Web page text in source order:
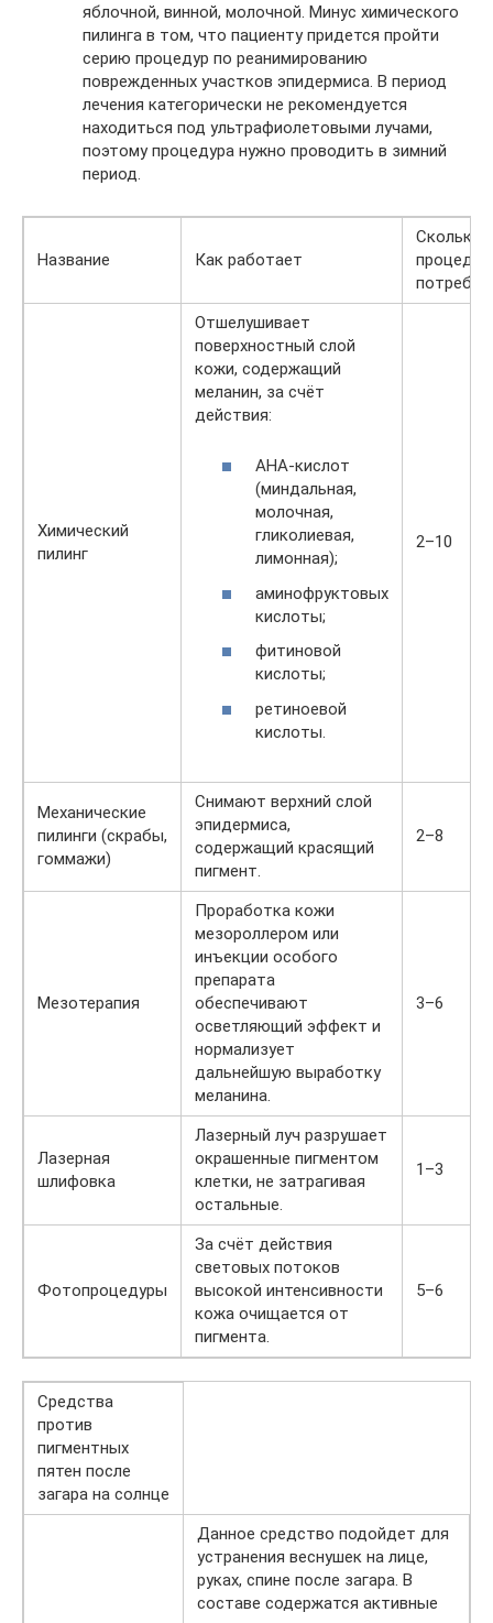
яблочной, винной, молочной. Минус химического
пилинга в том, что пациенту придется пройти
серию процедур по реанимированию
поврежденных участков эпидермиса. В период
лечения категорически не рекомендуется
находиться под ультрафиолетовыми лучами,
поэтому процедура нужно проводить в зимний
период.
Название Как работает
Сколько
процедур
Химический
пилинг
Отшелушивает
поверхностный слой
кожи, содержащий
меланин, за счёт
действия:
АНА-кислот
(миндальная,
молочная,
гликолиевая,
лимонная);
аминофруктовых
кислоты;
фитиновой
кислоты;
ретиноевой
кислоты.
2–10
Механические
пилинги (скрабы,
гоммажи)
Снимают верхний слой
эпидермиса,
содержащий красящий
пигмент.
2–8
Мезотерапия
Проработка кожи
мезороллером или
инъекции особого
препарата
обеспечивают
осветляющий эффект и
нормализует
дальнейшую выработку
меланина.
3–6
Лазерная
шлифовка
Лазерный луч разрушает
окрашенные пигментом
клетки, не затрагивая
остальные.
1–3
Фотопроцедуры
За счёт действия
световых потоков
высокой интенсивности
кожа очищается от
пигмента.
5–6
Средства
против
пигментных
пятен после
загара на солнце
Данное средство подойдет для
устранения веснушек на лице,
руках, спине после загара. В
составе содержатся активные